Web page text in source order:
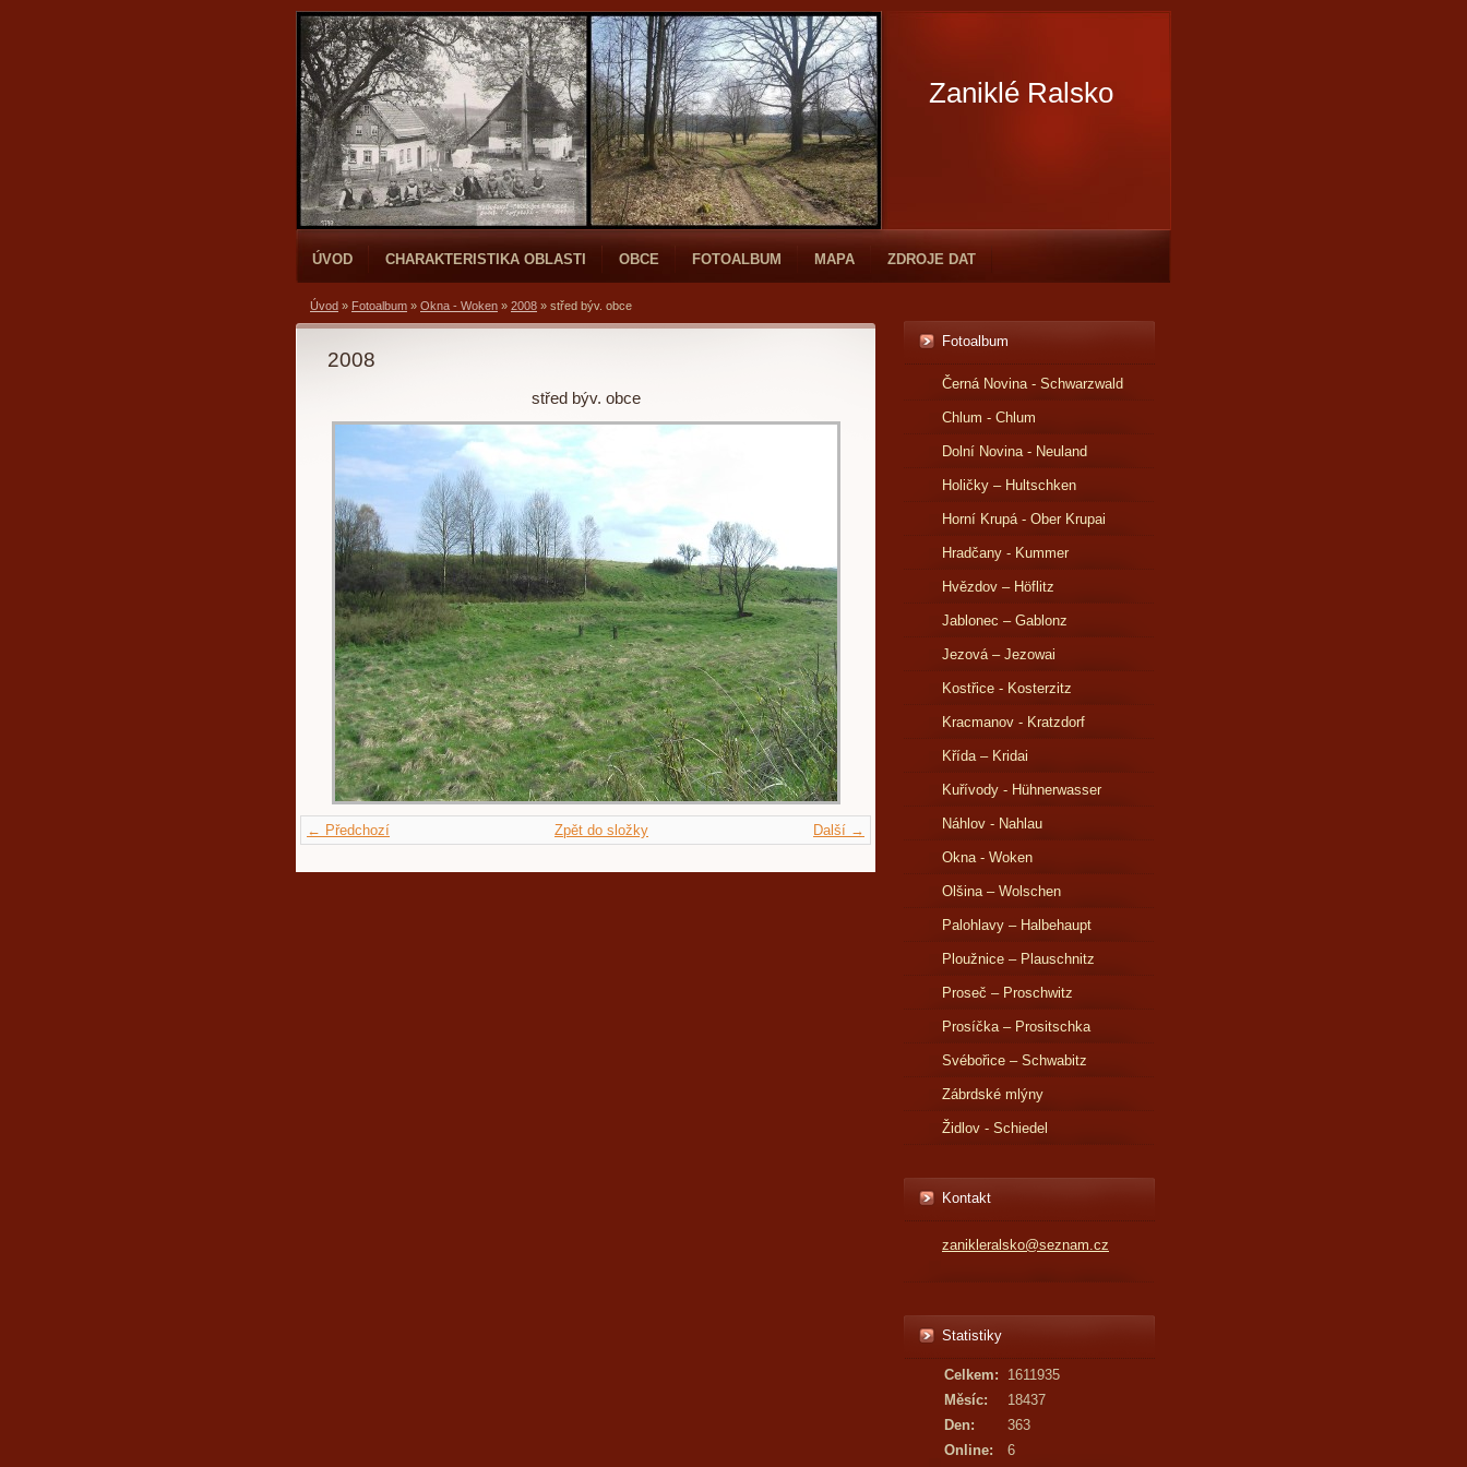
Zaniklé Ralsko
ÚVOD CHARAKTERISTIKA OBLASTI OBCE FOTOALBUM MAPA ZDROJE DAT
Úvod » Fotoalbum » Okna - Woken » 2008 » střed býv. obce
2008
střed býv. obce
← Předchozí Další →
Zpět do složky
Fotoalbum
Černá Novina - Schwarzwald
Chlum - Chlum
Dolní Novina - Neuland
Holičky – Hultschken
Horní Krupá - Ober Krupai
Hradčany - Kummer
Hvězdov – Höflitz
Jablonec – Gablonz
Jezová – Jezowai
Kostřice - Kosterzitz
Kracmanov - Kratzdorf
Křída – Kridai
Kuřívody - Hühnerwasser
Náhlov - Nahlau
Okna - Woken
Olšina – Wolschen
Palohlavy – Halbehaupt
Ploužnice – Plauschnitz
Proseč – Proschwitz
Prosíčka – Prositschka
Svébořice – Schwabitz
Zábrdské mlýny
Židlov - Schiedel
Kontakt
zanikleralsko@seznam.cz
Statistiky
Online: 6
Celkem:
1611935
Měsíc:
18437
Den:
363